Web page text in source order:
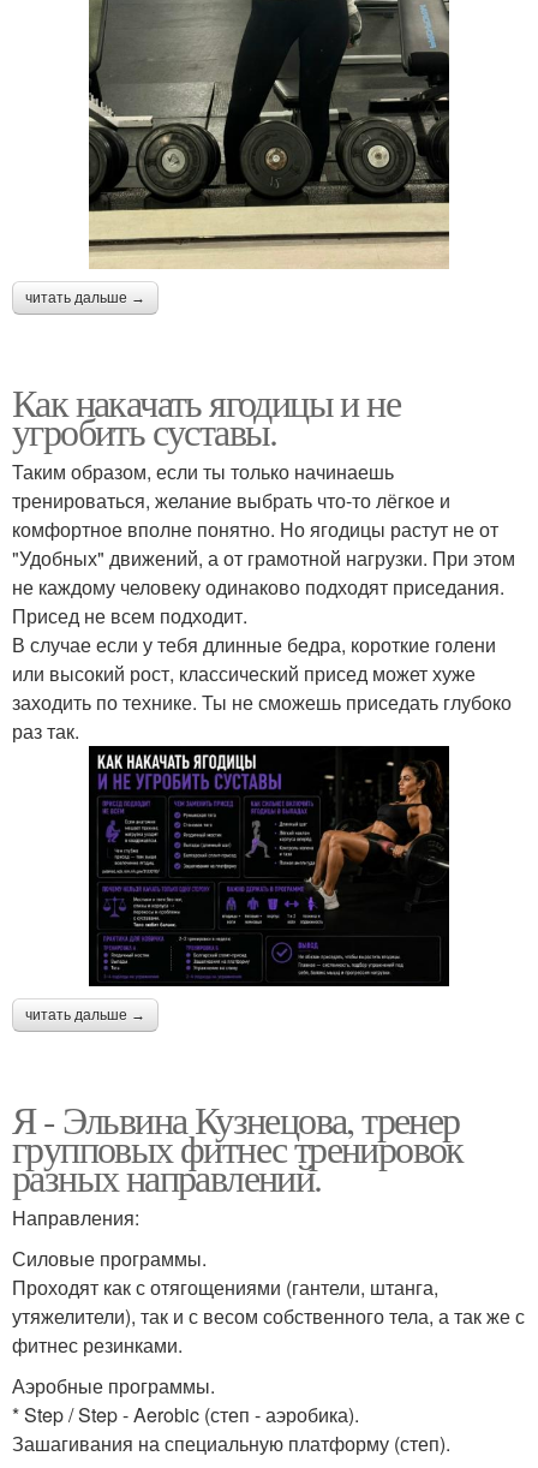
читать дальше →
Как накачать ягодицы и не
угробить суставы.
Таким образом, если ты только начинаешь
тренироваться, желание выбрать что-то лёгкое и
комфортное вполне понятно. Но ягодицы растут не от
"Удобных" движений, а от грамотной нагрузки. При этом
не каждому человеку одинаково подходят приседания.
Присед не всем подходит.
В случае если у тебя длинные бедра, короткие голени
или высокий рост, классический присед может хуже
заходить по технике. Ты не сможешь приседать глубоко
раз так.
читать дальше →
Я - Эльвина Кузнецова, тренер
групповых фитнес тренировок
разных направлений.
Направления:
Силовые программы.
Проходят как с отягощениями (гантели, штанга,
утяжелители), так и с весом собственного тела, а так же с
фитнес резинками.
Аэробные программы.
* Step / Step - Aerobic (степ - аэробика).
Зашагивания на специальную платформу (степ).